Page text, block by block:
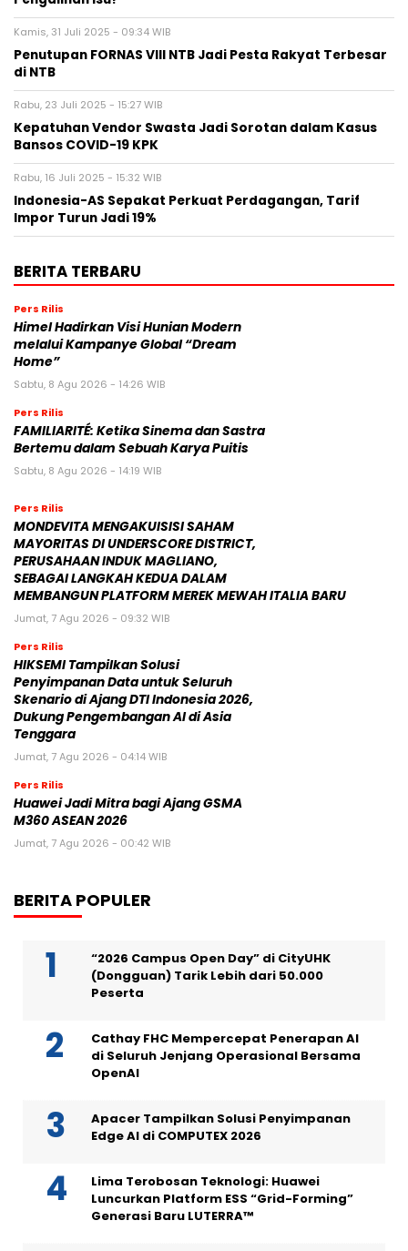
Kamis, 31 Juli 2025 - 09:34 WIB
Penutupan FORNAS VIII NTB Jadi Pesta Rakyat Terbesar
di NTB
Rabu, 23 Juli 2025 - 15:27 WIB
Kepatuhan Vendor Swasta Jadi Sorotan dalam Kasus
Bansos COVID-19 KPK
Rabu, 16 Juli 2025 - 15:32 WIB
Indonesia-AS Sepakat Perkuat Perdagangan, Tarif
Impor Turun Jadi 19%
BERITA TERBARU
Pers Rilis
Himel Hadirkan Visi Hunian Modern
melalui Kampanye Global “Dream
Home”
Sabtu, 8 Agu 2026 - 14:26 WIB
Pers Rilis
FAMILIARITÉ: Ketika Sinema dan Sastra
Bertemu dalam Sebuah Karya Puitis
Sabtu, 8 Agu 2026 - 14:19 WIB
Pers Rilis
MONDEVITA MENGAKUISISI SAHAM
MAYORITAS DI UNDERSCORE DISTRICT,
PERUSAHAAN INDUK MAGLIANO,
SEBAGAI LANGKAH KEDUA DALAM
MEMBANGUN PLATFORM MEREK MEWAH ITALIA BARU
Jumat, 7 Agu 2026 - 09:32 WIB
Pers Rilis
HIKSEMI Tampilkan Solusi
Penyimpanan Data untuk Seluruh
Skenario di Ajang DTI Indonesia 2026,
Dukung Pengembangan AI di Asia
Tenggara
Jumat, 7 Agu 2026 - 04:14 WIB
Pers Rilis
Huawei Jadi Mitra bagi Ajang GSMA
M360 ASEAN 2026
Jumat, 7 Agu 2026 - 00:42 WIB
BERITA POPULER
“2026 Campus Open Day” di CityUHK
(Dongguan) Tarik Lebih dari 50.000
Peserta
Cathay FHC Mempercepat Penerapan AI
di Seluruh Jenjang Operasional Bersama
OpenAI
Apacer Tampilkan Solusi Penyimpanan
Edge AI di COMPUTEX 2026
Lima Terobosan Teknologi: Huawei
Luncurkan Platform ESS “Grid-Forming”
Generasi Baru LUTERRA™